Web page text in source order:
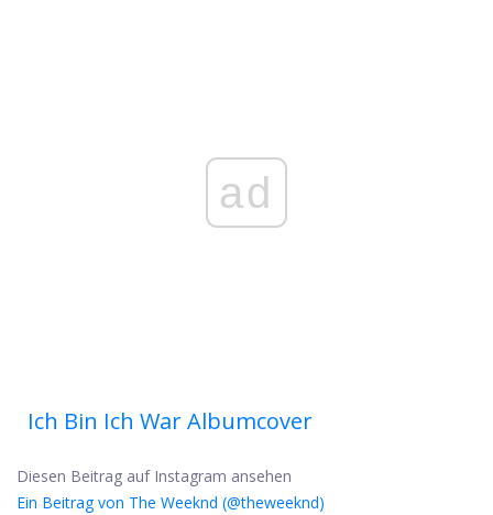
ad
Ich Bin Ich War Albumcover
Diesen Beitrag auf Instagram ansehen
Ein Beitrag von The Weeknd (@theweeknd)